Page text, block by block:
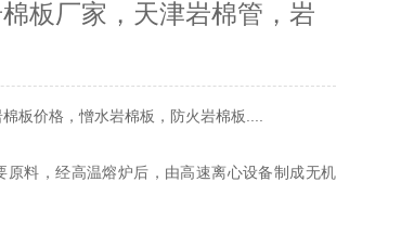
板厂家，天津岩棉管，岩
板价格，憎水岩棉板，防火岩棉板....
原料，经高温熔炉后，由高速离心设备制成无机
泛，应用于石油、化工、冶金等行业的各种高